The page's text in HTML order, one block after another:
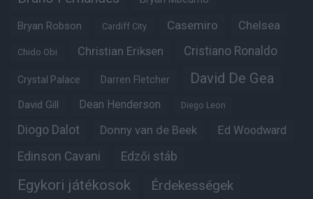
Bryan Robson Cardiff City Casemiro Chelsea
Chido Obi Christian Eriksen Cristiano Ronaldo
Crystal Palace Darren Fletcher David De Gea
David Gill Dean Henderson Diego Leon
Diogo Dalot Donny van de Beek Ed Woodward
Edinson Cavani Edzői stáb
Egykori játékosok Érdekességek